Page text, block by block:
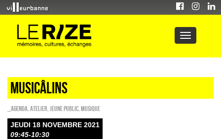
Musicâlins
_Agenda Atelier Jeune public Musique
JEUDI 18 NOVEMBRE 2021
09:45-10:30